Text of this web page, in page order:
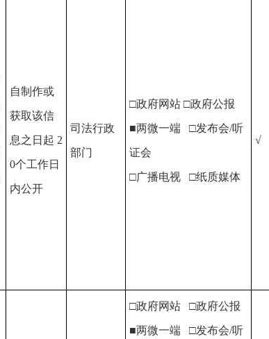
自制作或
获取该信
息之日起 2
0个工作日
内公开
司法行政
部门
□政府网站 □政府公报
■两微一端 □发布会/听
证会
□广播电视 □纸质媒体
√
□政府网站 □政府公报
■两微一端 □发布会/听